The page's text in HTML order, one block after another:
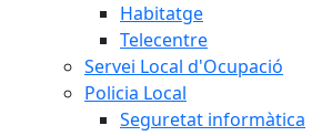
Habitatge
Telecentre
Servei Local d'Ocupació
Policia Local
Seguretat informàtica